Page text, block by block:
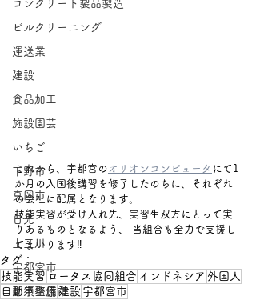
コンクリート製品製造
ビルクリーニング
運送業
建設
食品加工
施設園芸
いちご
下野市
真岡市
日光
上三川
宇都宮市
那須塩原市
これから、宇都宮の オリオンコンピュータ にて1
か月の入国後講習を修了したのちに、それぞれ
の会社に配属となります。
技能実習が受け入れ先、実習生双方にとって実
りあるものとなるよう、
当組合も全力で支援し
てまいります‼
タグ：
技能実習 ロータス協同組合 インドネシア 外国人
自動車整備 建設 宇都宮市